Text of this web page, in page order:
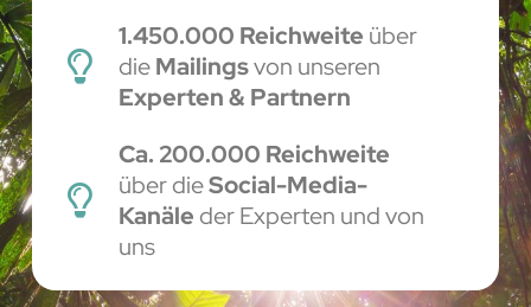
1.450.000 Reichweite über
dieMailingsvon unseren
Experten & Partnern
Ca. 200.000 Reichweite
über dieSocial-Media-
Kanäle der Experten und von
uns